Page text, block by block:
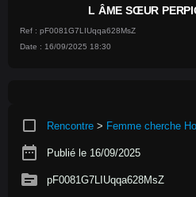
L ÂME SŒUR
Ref : pF0081G7LIUqqa628MsZ
Date : 16/09/2025 18:30
crop_square Rencontre > Femme cherche
date_range Publié le 16/09/2025
source pF0081G7LIUqqa628MsZ